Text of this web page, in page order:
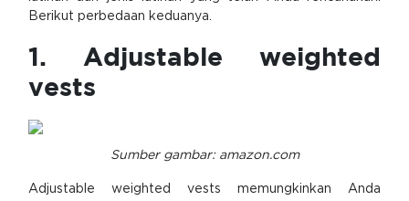
Berikut perbedaan keduanya.
1. Adjustable weighted
vests
Sumber gambar: amazon.com
Adjustable weighted vests memungkinkan Anda